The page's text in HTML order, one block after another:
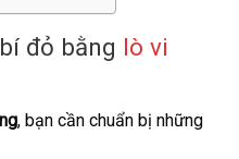
đỏ bằng lò vi
, bạn cần chuẩn bị những